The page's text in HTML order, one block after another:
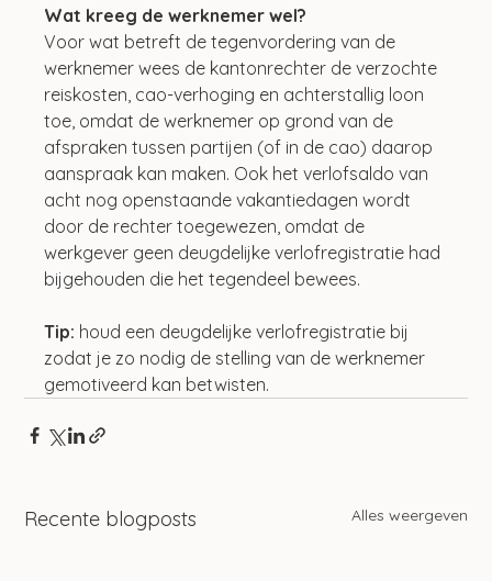
Wat kreeg de werknemer wel?
Voor wat betreft de tegenvordering van de
werknemer wees de kantonrechter de verzochte
reiskosten, cao-verhoging en achterstallig loon
toe, omdat de werknemer op grond van de
afspraken tussen partijen (of in de cao) daarop
aanspraak kan maken. Ook het verlofsaldo van
acht nog openstaande vakantiedagen wordt
door de rechter toegewezen, omdat de
werkgever geen deugdelijke verlofregistratie had
bijgehouden die het tegendeel bewees.
Tip: houd een deugdelijke verlofregistratie bij
zodat je zo nodig de stelling van de werknemer
gemotiveerd kan betwisten.
Recente blogposts Alles weergeven